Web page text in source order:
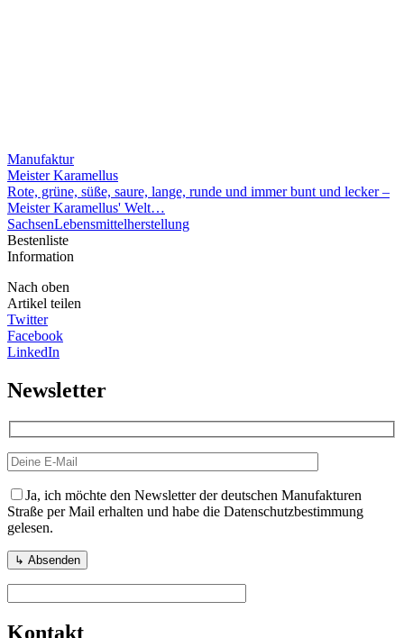
Manufaktur
Meister Karamellus
Rote, grüne, süße, saure, lange, runde und immer bunt und lecker –
Meister Karamellus' Welt…
SachsenLebensmittelherstellung
Bestenliste
Information
Nach oben
Artikel teilen
Twitter
Facebook
LinkedIn
Newsletter
Ja, ich möchte den Newsletter der deutschen Manufakturen
Straße per Mail erhalten und habe die Datenschutzbestimmung
gelesen.
Kontakt